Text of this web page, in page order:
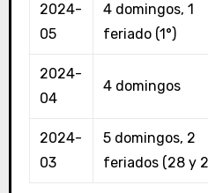
2024-
05
4 domingos, 1
feriado (1°)
2024-
04
4 domingos
2024-
03
5 domingos, 2
feriados (28 y